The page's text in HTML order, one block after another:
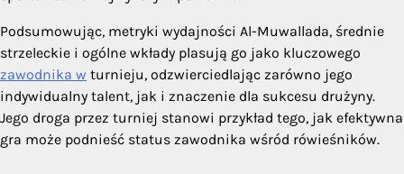
Podsumowując, metryki wydajności Al-Muwallada, średnie
strzeleckie i ogólne wkłady plasują go jako kluczowego
zawodnika w turnieju, odzwierciedlając zarówno jego
indywidualny talent, jak i znaczenie dla sukcesu drużyny.
Jego droga przez turniej stanowi przykład tego, jak efektywna
gra może podnieść status zawodnika wśród rówieśników.